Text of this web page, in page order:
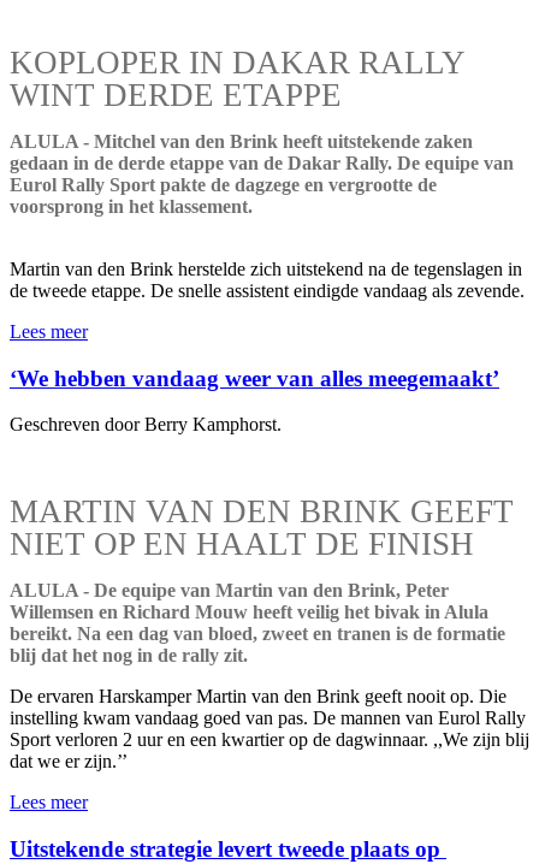
KOPLOPER IN DAKAR RALLY
WINT DERDE ETAPPE
ALULA - Mitchel van den Brink heeft uitstekende zaken
gedaan in de derde etappe van de Dakar Rally. De equipe van
Eurol Rally Sport pakte de dagzege en vergrootte de
voorsprong in het klassement.
Martin van den Brink herstelde zich uitstekend na de tegenslagen in
de tweede etappe. De snelle assistent eindigde vandaag als zevende.
Lees meer
‘We hebben vandaag weer van alles meegemaakt’
Geschreven door Berry Kamphorst.
MARTIN VAN DEN BRINK GEEFT
NIET OP EN HAALT DE FINISH
ALULA - De equipe van Martin van den Brink, Peter
Willemsen en Richard Mouw heeft veilig het bivak in Alula
bereikt. Na een dag van bloed, zweet en tranen is de formatie
blij dat het nog in de rally zit.
De ervaren Harskamper Martin van den Brink geeft nooit op. Die
instelling kwam vandaag goed van pas. De mannen van Eurol Rally
Sport verloren 2 uur en een kwartier op de dagwinnaar. ,,We zijn blij
dat we er zijn.’’
Lees meer
Uitstekende strategie levert tweede plaats op